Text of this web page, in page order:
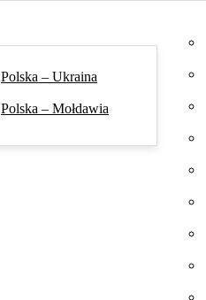
Polska – Ukraina
Polska – Mołdawia